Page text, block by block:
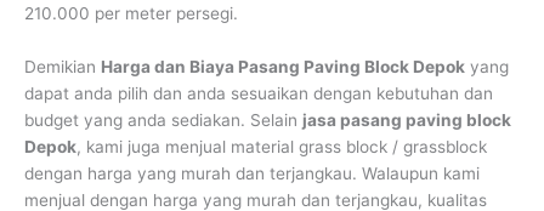
210.000 per meter persegi.
Demikian Harga dan Biaya Pasang Paving Block Depok yang
dapat anda pilih dan anda sesuaikan dengan kebutuhan dan
budget yang anda sediakan. Selain jasa pasang paving block
Depok, kami juga menjual material grass block / grassblock
dengan harga yang murah dan terjangkau. Walaupun kami
menjual dengan harga yang murah dan terjangkau, kualitas